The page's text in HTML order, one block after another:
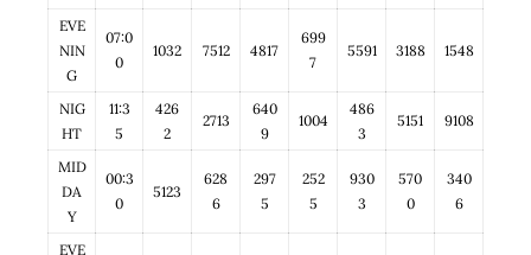
EVE
NIN
G
07:0
0
1032 7512 4817
699
7
5591 3188 1548
NIG
HT
11:3
5
426
2
2713
640
9
1004
486
3
5151 9108
MID
DA
Y
00:3
0
5123
628
6
297
5
252
5
930
3
570
0
340
6
EVE